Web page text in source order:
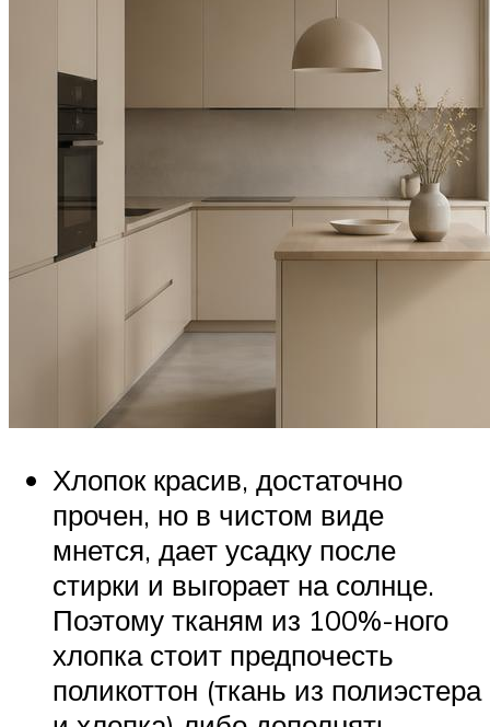
Хлопок красив, достаточно
прочен, но в чистом виде
мнется, дает усадку после
стирки и выгорает на солнце.
Поэтому тканям из 100%-ного
хлопка стоит предпочесть
поликоттон (ткань из полиэстера